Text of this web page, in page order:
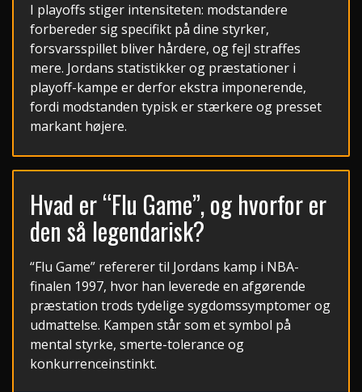
I playoffs stiger intensiteten: modstandere
forbereder sig specifikt på dine styrker,
forsvarsspillet bliver hårdere, og fejl straffes
mere. Jordans statistikker og præstationer i
playoff-kampe er derfor ekstra imponerende,
fordi modstanden typisk er stærkere og presset
markant højere.
Hvad er “Flu Game”, og hvorfor er
den så legendarisk?
“Flu Game” refererer til Jordans kamp i NBA-
finalen 1997, hvor han leverede en afgørende
præstation trods tydelige sygdomssymptomer og
udmattelse. Kampen står som et symbol på
mental styrke, smerte-tolerance og
konkurrenceinstinkt.